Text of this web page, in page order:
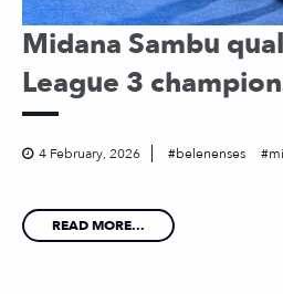
Midana Sambu
League 3
4 February, 2026 belenenses
READ MORE...